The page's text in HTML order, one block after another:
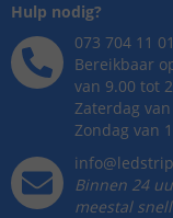
Hulp nodig?
073 704 11 01
Bereikbaar
van 9.00 tot
Zaterdag
Zondag van
Binnen 24
meestal